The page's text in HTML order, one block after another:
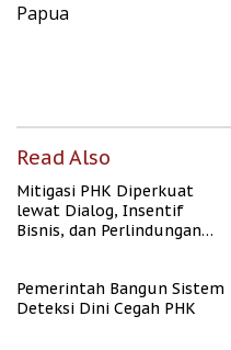
Papua
Read Also
Mitigasi PHK Diperkuat
lewat Dialog, Insentif
Bisnis, dan Perlindungan
Pemerintah Bangun Sistem
Deteksi Dini Cegah PHK